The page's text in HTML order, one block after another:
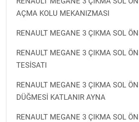
AÇMA KOLU MEKANIZMASI
RENAULT MEGANE 3 ÇIKMA SOL
RENAULT MEGANE 3 ÇIKMA SOL
TESİSATI
RENAULT MEGANE 3 ÇIKMA SOL
DÜĞMESİ KATLANIR AYNA
RENAULT MEGANE 3 ÇIKMA SOL